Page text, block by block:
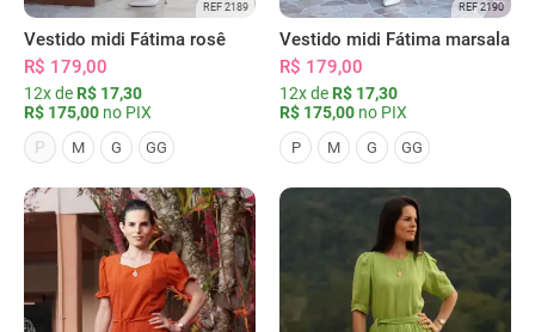
REF 2189
Vestido midi Fátima rosê
R$ 179,00
12x de R$ 17,30
R$ 175,00 no PIX
P
M G GG
REF 2190
Vestido midi Fátima marsala
R$ 179,00
12x de R$ 17,30
R$ 175,00 no PIX
P M G GG